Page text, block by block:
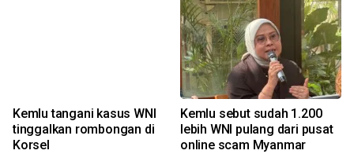
Kemlu tangani kasus WNI
tinggalkan rombongan di
Korsel
Kemlu sebut sudah 1.200
lebih WNI pulang dari pusat
online scam Myanmar